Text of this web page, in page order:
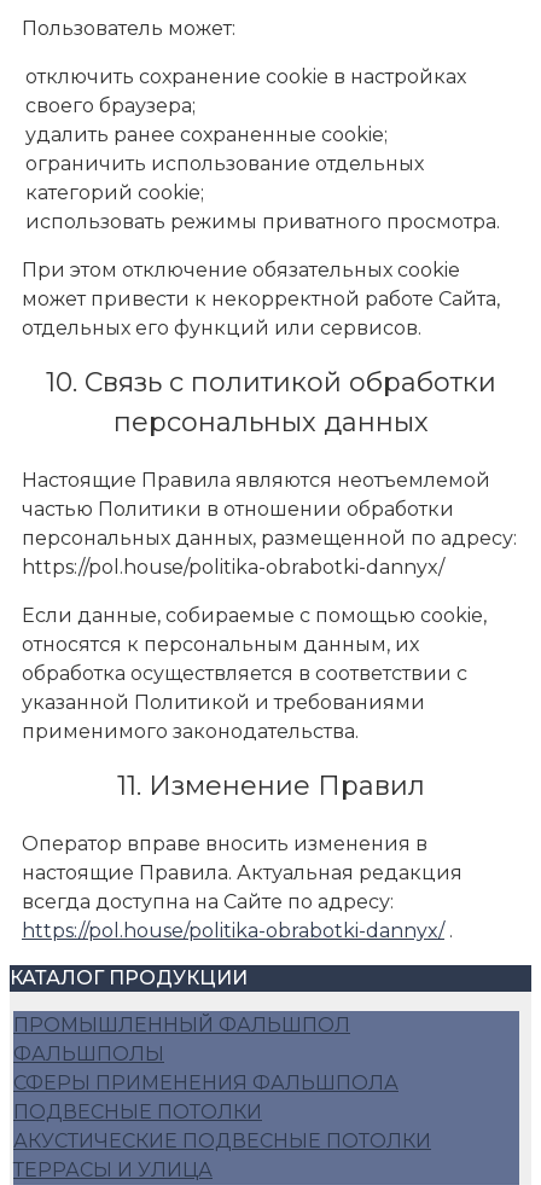
Пользователь может:
отключить сохранение cookie в настройках
своего браузера;
удалить ранее сохраненные cookie;
ограничить использование отдельных
категорий cookie;
использовать режимы приватного просмотра.
При этом отключение обязательных cookie
может привести к некорректной работе Сайта,
отдельных его функций или сервисов.
10. Связь с политикой обработки
персональных данных
Настоящие Правила являются неотъемлемой
частью Политики в отношении обработки
персональных данных, размещенной по адресу:
https://pol.house/politika-obrabotki-dannyx/
Если данные, собираемые с помощью cookie,
относятся к персональным данным, их
обработка осуществляется в соответствии с
указанной Политикой и требованиями
применимого законодательства.
11. Изменение Правил
Оператор вправе вносить изменения в
настоящие Правила. Актуальная редакция
всегда доступна на Сайте по адресу:
https://pol.house/politika-obrabotki-dannyx/.
КАТАЛОГ ПРОДУКЦИИ
ПРОМЫШЛЕННЫЙ ФАЛЬШПОЛ
ФАЛЬШПОЛЫ
СФЕРЫ ПРИМЕНЕНИЯ ФАЛЬШПОЛА
ПОДВЕСНЫЕ ПОТОЛКИ
АКУСТИЧЕСКИЕ ПОДВЕСНЫЕ ПОТОЛКИ
ТЕРРАСЫ И УЛИЦА